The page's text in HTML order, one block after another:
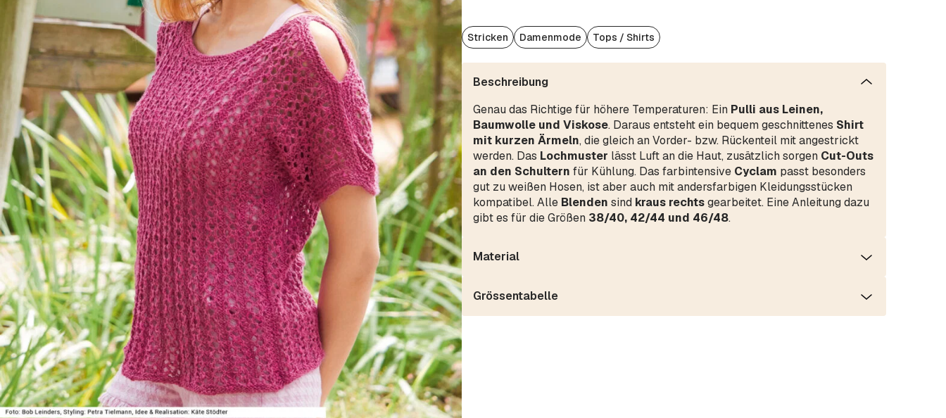
Stricken Damenmode Tops / Shirts
Beschreibung
Genau das Richtige für höhere Temperaturen: Ein Pulli aus Leinen,
Baumwolle und Viskose. Daraus entsteht ein bequem geschnittenes Shirt
mit kurzen Ärmeln, die gleich an Vorder- bzw. Rückenteil mit angestrickt
werden. Das Lochmuster lässt Luft an die Haut, zusätzlich sorgen Cut-Outs
an den Schultern für Kühlung. Das farbintensive Cyclam passt besonders
gut zu weißen Hosen, ist aber auch mit andersfarbigen Kleidungsstücken
kompatibel. Alle Blenden sind kraus rechtsgearbeitet. Eine Anleitung dazu
gibt es für die Größen 38/40, 42/44 und 46/48.
Material
Grössentabelle